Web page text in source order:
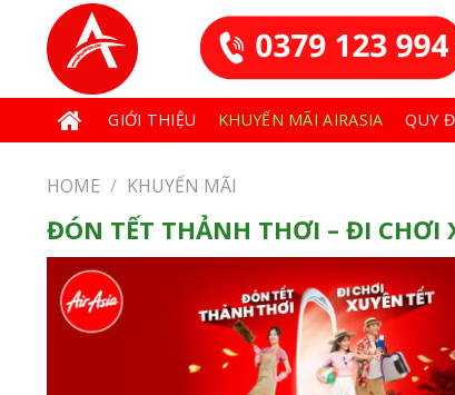
content
GIỚI THIỆU KHUYẾN MÃI AIRASIA QUY
HOME / KHUYẾN MÃI
ĐÓN TẾT THẢNH THƠI – ĐI CHƠI